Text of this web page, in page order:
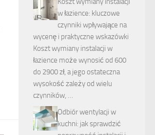
w łazience: kluczowe
czynniki wpływające na
wycenę i praktyczne wskazówki
Koszt wymiany instalacji w
łazience może wynosić od 600
do 2900 zł, a jego ostateczna
wysokość zależy od wielu
czynników, …
Odbiór wentylacji w
kuchni: jak sprawdzić